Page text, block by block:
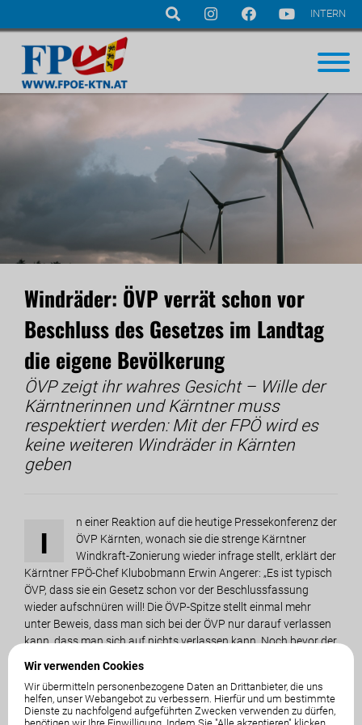
Navigation
Wir verwenden Cookies
Wir übermitteln personenbezogene Daten an Drittanbieter, die uns
helfen, unser Webangebot zu verbessern. Hierfür und um bestimmte
Dienste zu nachfolgend aufgeführten Zwecken verwenden zu dürfen,
INTERN
Windräder: ÖVP verrät schon vor
Beschluss des Gesetzes im Landtag
die eigene Bevölkerung
ÖVP zeigt ihr wahres Gesicht – Wille der
Kärntnerinnen und Kärntner muss
respektiert werden: Mit der FPÖ wird es
keine weiteren Windräder in Kärnten
geben
I
n einer Reaktion auf die heutige Pressekonferenz der
ÖVP Kärnten, wonach sie die strenge Kärntner
Windkraft-Zonierung wieder infrage stellt, erklärt der
Kärntner FPÖ-Chef Klubobmann Erwin Angerer: „Es ist typisch
ÖVP, dass sie ein Gesetz schon vor der Beschlussfassung
wieder aufschnüren will! Die ÖVP-Spitze stellt einmal mehr
unter Beweis, dass man sich bei der ÖVP nur darauf verlassen
kann, dass man sich auf nichts verlassen kann. Noch bevor der
Das ist ein weiterer Ausdruck der Ignoranz einer
demokratischen Entscheidung!“